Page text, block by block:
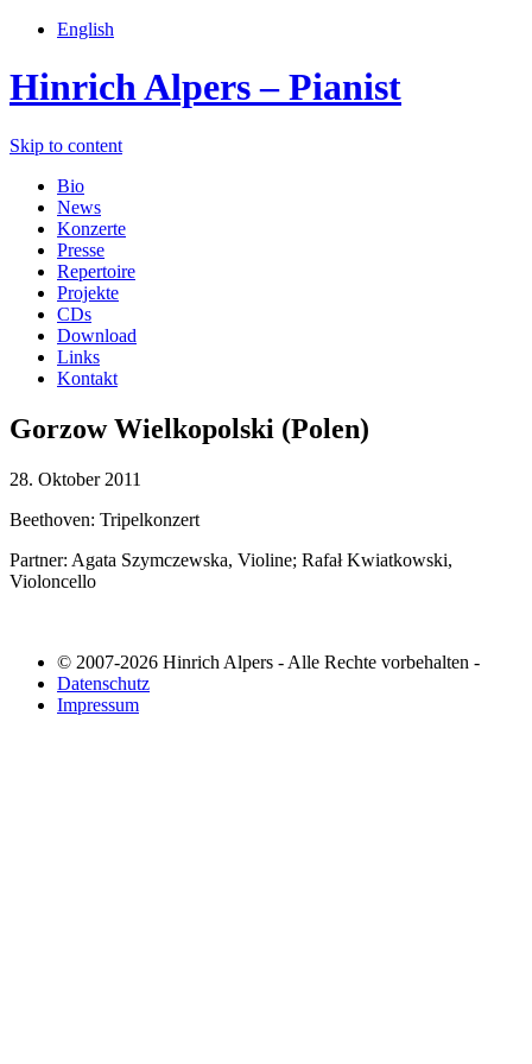
English
Hinrich Alpers – Pianist
Skip to content
Bio
News
Konzerte
Presse
Repertoire
Projekte
CDs
Download
Links
Kontakt
Gorzow Wielkopolski (Polen)
28. Oktober 2011
Beethoven: Tripelkonzert
Partner: Agata Szymczewska, Violine; Rafał Kwiatkowski,
Violoncello
© 2007-2026 Hinrich Alpers - Alle Rechte vorbehalten -
Datenschutz
Impressum